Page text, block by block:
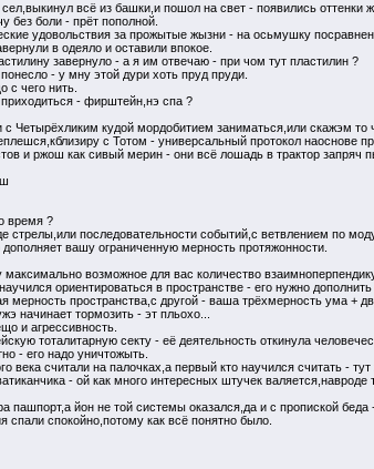
всё из башки,и пошол на свет - появились оттенки
без боли - прёт пополной.
удовольствия за прожытые жызни - на осьмушку
в одеяло и оставили впокое.
завернуло - а я им отвечаю - при чом тут пластилин ?
- у мну этой дури хоть пруд пруди.
с чего нить.
- фирштейн,нэ спа ?
Четырёхликим кудой мордобитием заниматься,или скажэм то
с Тотом - универсальный протокол наоснове
и ржош как сивый мерин - они всё лошадь в трактор запряч
время ?
стрелы,или последовательности событий,с ветвлением по
вашу ограниченную мерность протяжонности.
максимально возможное для вас количество
ориентироваться в пространстве - его нужно
мерность пространства,с другой - ваша трёхмерность ума
начинает тормозить - эт пльохо...
и агрессивность.
тоталитарную секту - её деятельность откинула
- его надо уничтожыть.
века считали на палочках,а первый кто научился считать -
- ой как много интересных штучек
пашпорт,а йон не той системы оказался,да и с пропиской
спали спокойно,потому как всё понятно было.